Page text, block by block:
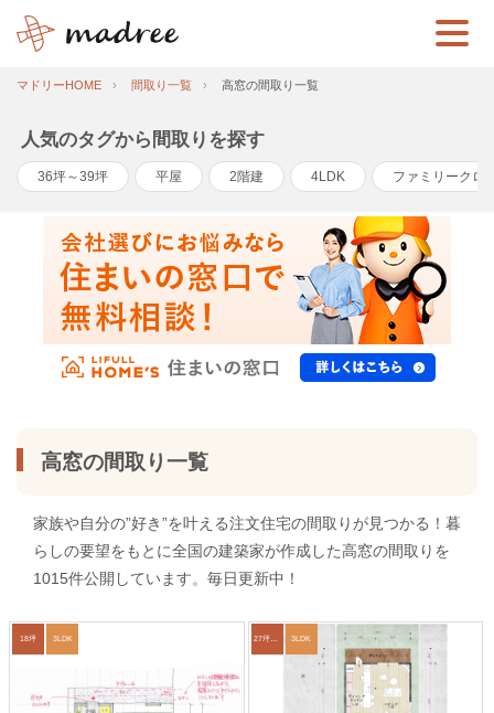
マドリーHOME 間取り一覧 高窓の間取り一覧
人気のタグから間取りを探す
36坪～39坪 平屋 2階建 4LDK ファミリークロ
高窓の間取り一覧
家族や自分の”好き”を叶える注文住宅の間取りが見つかる！暮
らしの要望をもとに全国の建築家が作成した高窓の間取りを
1015件公開しています。毎日更新中！
18坪 3LDK 27坪〜30坪 3LDK